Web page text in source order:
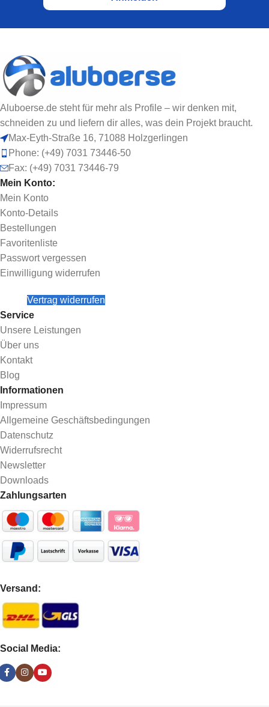
Aluboerse.de steht für mehr als Profile – wir denken mit,
schneiden zu und liefern dir alles, was dein Projekt braucht.
Max-Eyth-Straße 16, 71088 Holzgerlingen
Phone: (+49) 7031 73446-50
Fax: (+49) 7031 73446-79
Mein Konto:
Mein Konto
Konto-Details
Bestellungen
Favoritenliste
Passwort vergessen
Einwilligung widerrufen
Vertrag widerrufen
Service
Unsere Leistungen
Über uns
Kontakt
Blog
Informationen
Impressum
Allgemeine Geschäftsbedingungen
Datenschutz
Widerrufsrecht
Newsletter
Downloads
Zahlungsarten
Versand:
Social Media: